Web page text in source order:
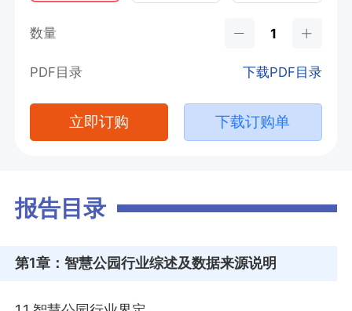
数量
PDF目录 下载PDF目录
立即订购 下载订购单
报告目录
第1章 ：智慧公园行业综述及数据来源说明